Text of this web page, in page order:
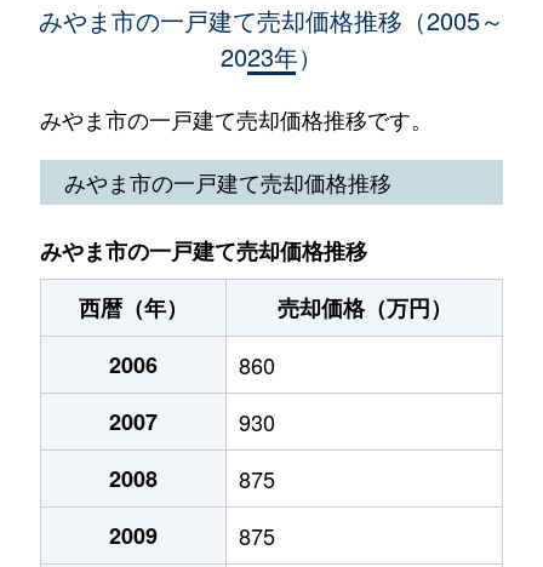
680万円
瀬高町下庄
2,400万円 瀬高
瀬高町下庄
1,000万円 瀬高
瀬高町下庄
3,900万円 瀬高
徒歩3
瀬高町下庄
250万円 瀬高
徒歩
瀬高町下庄
瀬高町下庄
2,000万円
みやま市の一戸建て売却価格推移（2005～
2023年）
みやま市の一戸建て売却価格推移です。
みやま市の一戸建て売却価格推移
みやま市の一戸建て売却価格推移
西暦（年）
売却価格（万円）
2006
860
2007
930
2008
875
2009
875